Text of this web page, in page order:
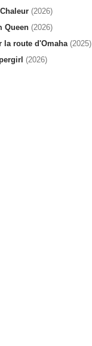
(2026)
Queen (2026)
la route d'Omaha(2025)
(2026)